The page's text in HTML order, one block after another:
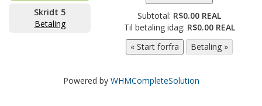
Skridt 5
Betaling
Subtotal: R$0.00 REAL
Til betaling idag: R$0.00 REAL
Powered by WHMCompleteSolution